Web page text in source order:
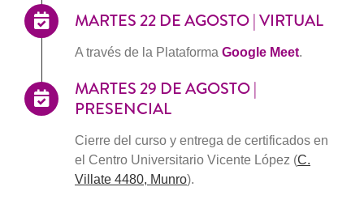
MARTES 22 DE AGOSTO | VIRTUAL
A través de la Plataforma Google Meet.
MARTES 29 DE AGOSTO |
PRESENCIAL
Cierre del curso y entrega de certificados en
el Centro Universitario Vicente López (C.
Villate 4480, Munro).